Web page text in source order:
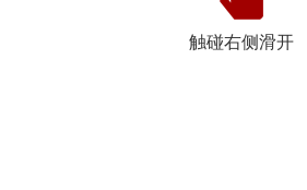
触碰右侧滑开